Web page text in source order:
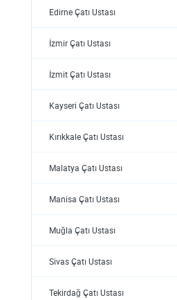
Edirne Çatı Ustası
İzmir Çatı Ustası
İzmit Çatı Ustası
Kayseri Çatı Ustası
Kırıkkale Çatı Ustası
Malatya Çatı Ustası
Manisa Çatı Ustası
Muğla Çatı Ustası
Sivas Çatı Ustası
Tekirdağ Çatı Ustası